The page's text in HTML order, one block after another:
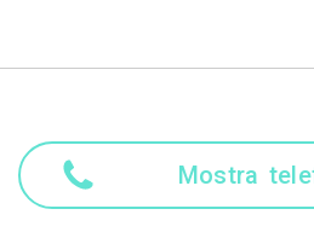
Mostra